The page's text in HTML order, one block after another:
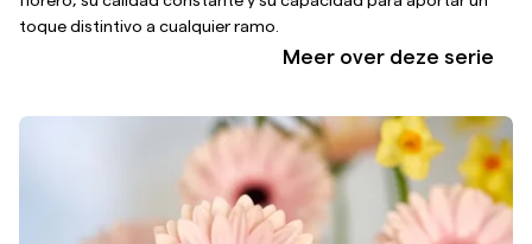
toque distintivo a cualquier ramo.
Meer over deze serie